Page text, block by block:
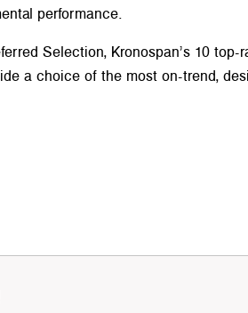
performance.
Selection, Kronospan’s 10
a choice of the most on-trend,